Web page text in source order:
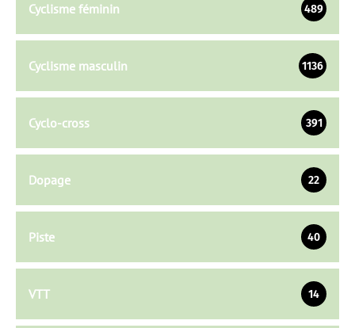
Cyclisme féminin 489
Cyclisme masculin 1136
Cyclo-cross 391
Dopage 22
Piste 40
VTT 14